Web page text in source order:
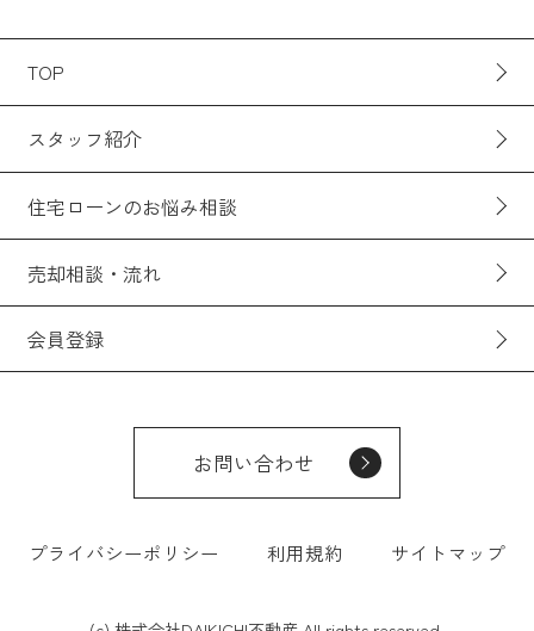
TOP
スタッフ紹介
住宅ローンのお悩み相談
売却相談・流れ
会員登録
お問い合わせ
プライバシーポリシー 利用規約 サイトマップ